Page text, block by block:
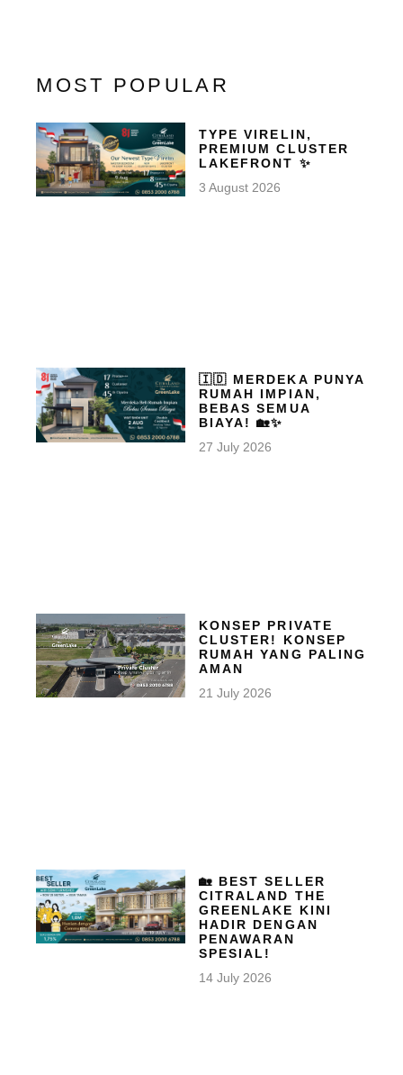
MOST POPULAR
TYPE VIRELIN,
PREMIUM CLUSTER
LAKEFRONT ✨
3 August 2026
🇮🇩 MERDEKA PUNYA
RUMAH IMPIAN,
BEBAS SEMUA
BIAYA! 🏡✨
27 July 2026
KONSEP PRIVATE
CLUSTER! KONSEP
RUMAH YANG PALING
AMAN
21 July 2026
🏡 BEST SELLER
CITRALAND THE
GREENLAKE KINI
HADIR DENGAN
PENAWARAN
SPESIAL!
14 July 2026